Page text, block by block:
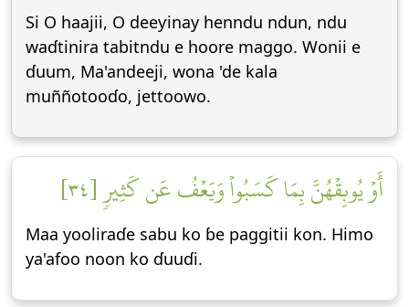
Si O haajii, O deeƴinay henndu ndun, ndu
waɗtinira tabitndu e hoore maggo. Wonii e
ɗuum, Ma'andeeji, wona 'de kala
muññotooɗo, jettoowo.
أَوۡ يُوبِقۡهُنَّ بِمَا كَسَبُواْ وَيَعۡفُ عَن كَثِيرٖ [٣٤]
Maa yooliraɗe sabu ko ɓe paggitii kon. Himo
ya'afoo noon ko ɗuuɗi.